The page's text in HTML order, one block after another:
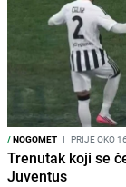
/NOGOMET I PRIJE OKO
Trenutak koji se
Juventus